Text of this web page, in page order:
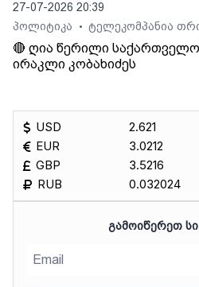
27-07-2026 20:39
პოლიტიკა
• ტელეკომპანია
🔴 ღია წერილი
ირაკლი კობახიძეს
USD
EUR
GBP
RUB
2.621
3.0212
3.5216
0.032024
ᲒᲐᲛᲝᲘᲬᲔᲠᲔᲗ